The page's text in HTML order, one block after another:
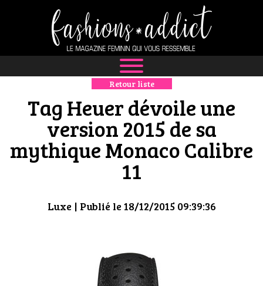
NEWS
MODE
LUXE
DÉFILÉS
BOUTIQUE
HIGH TECH
Retour liste
Tag Heuer dévoile une
version 2015 de sa
mythique Monaco Calibre
11
Luxe| Publié le 18/12/2015 09:39:36